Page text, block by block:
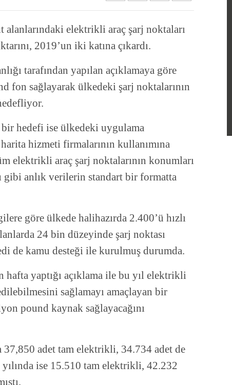
elektrikli araç şarj noktaları
2019’un iki katına çıkardı.
tarafından yapılan açıklamaya göre
fon sağlayarak ülkedeki şarj noktalarının
hedefi ise ülkedeki uygulama
hizmeti firmalarının kullanımına
elektrikli araç şarj noktalarının konumları
gibi anlık verilerin standart bir formatta
göre ülkede halihazırda 2.400’ü hızlı
24 bin düzeyinde şarj noktası
de kamu desteği ile kurulmuş durumda.
yaptığı açıklama ile bu yıl elektrikli
sağlamayı amaçlayan bir
pound kaynak sağlayacağını
37,850 adet tam elektrikli, 34.734 adet de
ise 15.510 tam elektrikli, 42.232